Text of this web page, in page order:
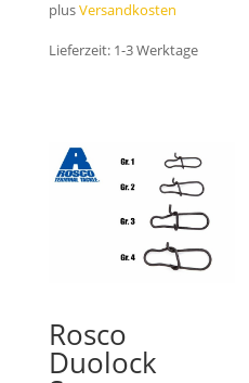
plusVersandkosten
Lieferzeit: 1-3 Werktage
Rosco
Duolock